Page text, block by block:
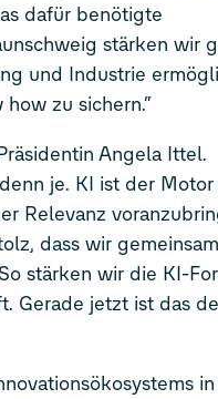
dafür benötigte
stärken wir
und Industrie
zu sichern.“
Angela Ittel.
je. KI ist der
Relevanz
dass wir
stärken wir die KI-
Gerade jetzt ist das
in